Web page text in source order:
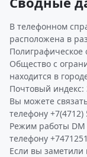
В телефонном
расположена в
Полиграфическое
Общество с
находится в
Почтовый индекс:
Вы можете
телефону +7(4712)
Режим работы
телефону
Если вы заметили